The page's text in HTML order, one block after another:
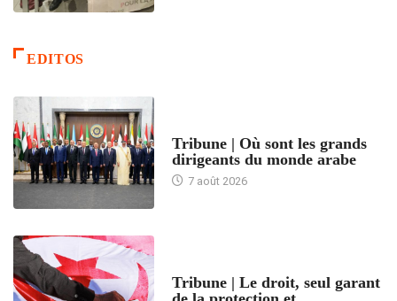
EDITOS
Tribune | Où sont les grands
dirigeants du monde arabe
7 août 2026
Tribune | Le droit, seul garant